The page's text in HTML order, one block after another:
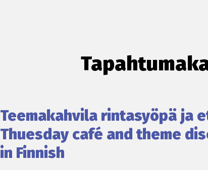
Teemakahvila rintasyöpä ja
Thuesday café and theme
in Finnish